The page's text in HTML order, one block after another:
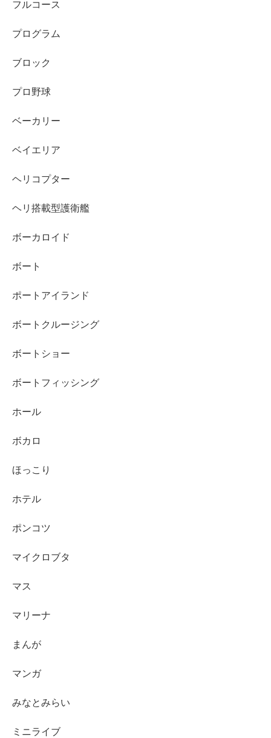
フルコース
プログラム
ブロック
プロ野球
ベーカリー
ベイエリア
ヘリコプター
ヘリ搭載型護衛艦
ボーカロイド
ボート
ポートアイランド
ボートクルージング
ボートショー
ボートフィッシング
ホール
ボカロ
ほっこり
ホテル
ポンコツ
マイクロブタ
マス
マリーナ
まんが
マンガ
みなとみらい
ミニライブ